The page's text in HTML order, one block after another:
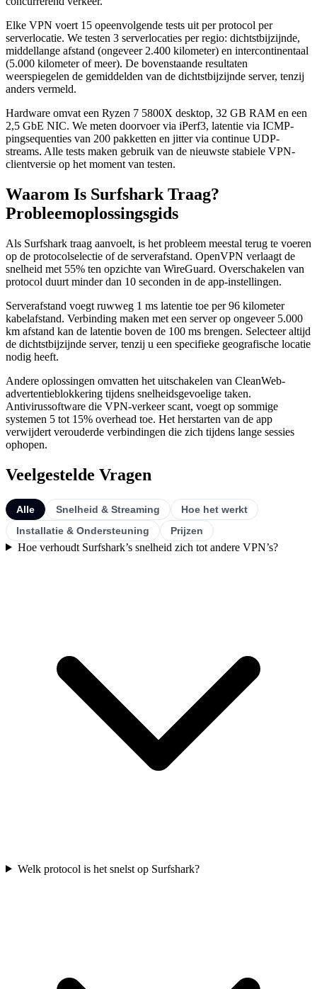
Elke VPN voert 15 opeenvolgende tests uit per protocol per
serverlocatie. We testen 3 serverlocaties per regio: dichtstbijzijnde,
middellange afstand (ongeveer 2.400 kilometer) en intercontinentaal
(5.000 kilometer of meer). De bovenstaande resultaten
weerspiegelen de gemiddelden van de dichtstbijzijnde server, tenzij
anders vermeld.
Hardware omvat een Ryzen 7 5800X desktop, 32 GB RAM en een
2,5 GbE NIC. We meten doorvoer via iPerf3, latentie via ICMP-
pingsequenties van 200 pakketten en jitter via continue UDP-
streams. Alle tests maken gebruik van de nieuwste stabiele VPN-
clientversie op het moment van testen.
Waarom Is Surfshark Traag?
Probleemoplossingsgids
Als Surfshark traag aanvoelt, is het probleem meestal terug te voeren
op de protocolselectie of de serverafstand. OpenVPN verlaagt de
snelheid met 55% ten opzichte van WireGuard. Overschakelen van
protocol duurt minder dan 10 seconden in de app-instellingen.
Serverafstand voegt ruwweg 1 ms latentie toe per 96 kilometer
kabelafstand. Verbinding maken met een server op ongeveer 5.000
km afstand kan de latentie boven de 100 ms brengen. Selecteer altijd
de dichtstbijzijnde server, tenzij u een specifieke geografische locatie
nodig heeft.
Andere oplossingen omvatten het uitschakelen van CleanWeb-
advertentieblokkering tijdens snelheidsgevoelige taken.
Antivirussoftware die VPN-verkeer scant, voegt op sommige
systemen 5 tot 15% overhead toe. Het herstarten van de app
verwijdert verouderde verbindingen die zich tijdens lange sessies
ophopen.
Veelgestelde Vragen
Alle Snelheid & Streaming
Hoe het werkt
Installatie & Ondersteuning
Prijzen
Hoe verhoudt Surfshark’s snelheid zich tot andere VPN’s?
Welk protocol is het snelst op Surfshark?